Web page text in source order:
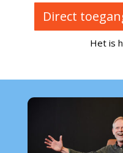
Direct
Het is